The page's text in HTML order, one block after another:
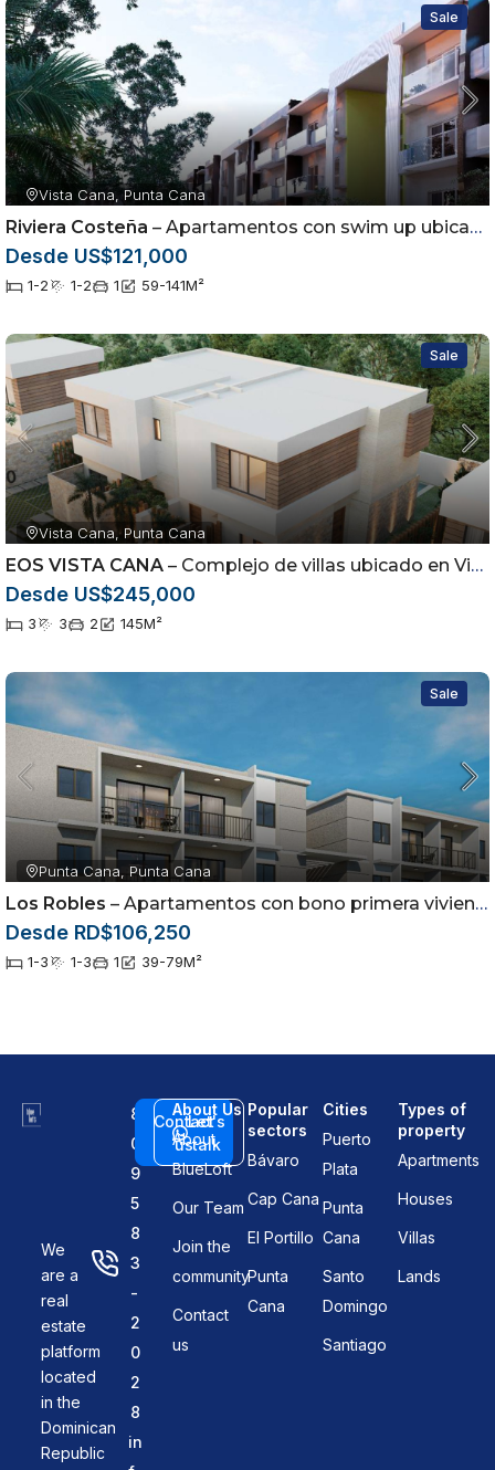
Sale
Vista Cana, Punta Cana
Riviera Costeña – Apartamentos con swim up ubicados en Vista Cana, Punta Cana
Desde US$121,000
1-2 1-2 1 59-141M²
Sale
Vista Cana, Punta Cana
EOS VISTA CANA – Complejo de villas ubicado en Vista Cana, Punta Cana
Desde US$245,000
3 3 2 145M²
Sale
Punta Cana, Punta Cana
Los Robles – Apartamentos con bono primera vivienda ubicados en el sector de Arena Gorda, Punta Cana
Desde RD$106,250
1-3 1-3 1 39-79M²
We
are a
real
estate
platform
located
in the
Dominican
Republic
8
0
9
5
8
3
-
2
0
2
8
in
Contact
us
Let's
talk
About Us
About
BlueLoft
Our Team
Join the
community
Contact
us
Popular
sectors
Bávaro
Cap Cana
El Portillo
Punta
Cana
Cities
Puerto
Plata
Punta
Cana
Santo
Domingo
Santiago
Types of
property
Apartments
Houses
Villas
Lands